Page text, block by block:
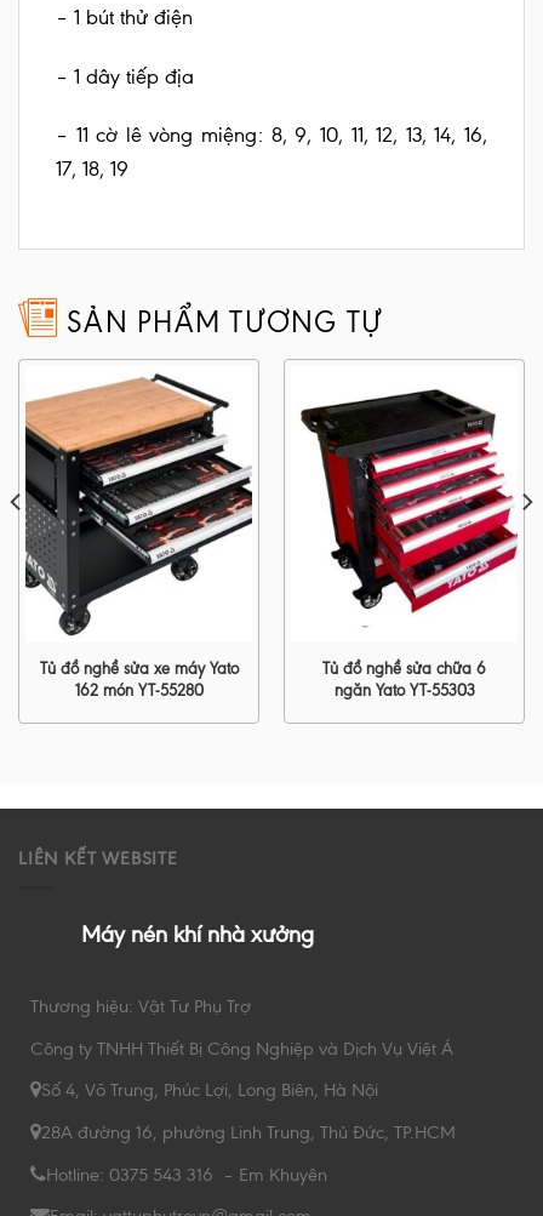
– 1 bút thử điện
– 1 dây tiếp địa
– 11 cờ lê vòng miệng: 8, 9, 10, 11, 12, 13, 14, 16,
17, 18, 19
SẢN PHẨM TƯƠNG TỰ
Tủ đồ nghề sửa xe máy Yato
162 món YT-55280
Tủ đồ nghề sửa chữa 6
ngăn Yato YT-55303
LIÊN KẾT WEBSITE
Máy nén khí nhà xưởng
Thương hiệu: Vật Tư Phụ Trợ
Công ty TNHH Thiết Bị Công Nghiệp và Dịch Vụ Việt Á
Số 4, Võ Trung, Phúc Lợi, Long Biên, Hà Nội
28A đường 16, phường Linh Trung, Thủ Đức, TP.HCM
Hotline: 0375 543 316 – Em Khuyên